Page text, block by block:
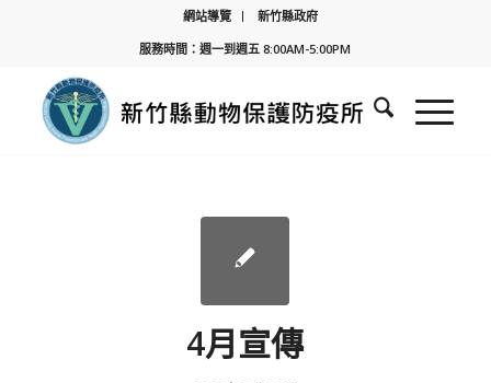
網站導覽
新竹縣政府
服務時間：週一到週五 8:00AM-5:00PM
4月宣傳